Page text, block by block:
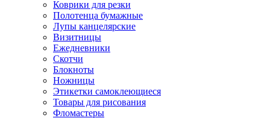
Коврики для резки
Полотенца бумажные
Лупы канцелярские
Визитницы
Ежедневники
Скотчи
Блокноты
Ножницы
Этикетки самоклеющиеся
Товары для рисования
Фломастеры